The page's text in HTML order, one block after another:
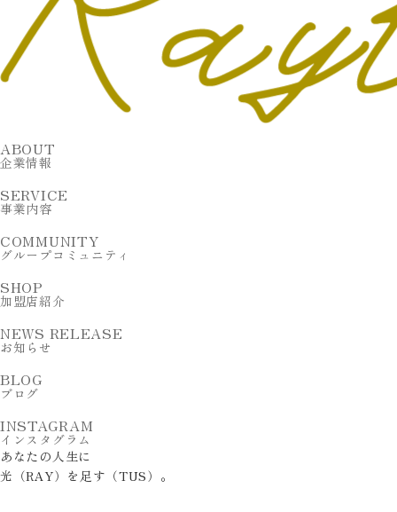
ABOUT
企業情報
SERVICE
事業内容
COMMUNITY
グループコミュニティ
SHOP
加盟店紹介
NEWS RELEASE
お知らせ
BLOG
ブログ
INSTAGRAM
インスタグラム
あ な た の人生に
光 （RAY） を 足す （TUS） 。